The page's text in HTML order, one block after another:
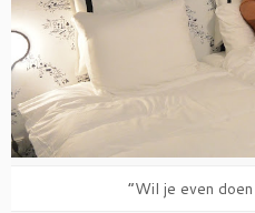
“Wil je even